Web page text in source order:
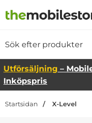
Utförsäljning –
Inköpspris
Startsidan X-Level